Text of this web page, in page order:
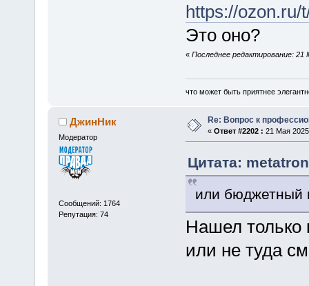
https://ozon.ru/
Это оно?
« Последнее редактирование:
что может быть приятнее
ДжинНик
Модератор
Сообщений: 1764
Репутация: 74
Re: Вопрос к
« Ответ #2202 : 21 Мая
Цитата:
или бюджетный
Нашел только
или не туда